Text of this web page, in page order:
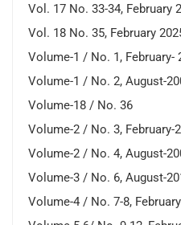
Vol. 17 No. 33-34, February
Vol. 18 No. 35, February
Volume-1 / No. 1, February-
Volume-1 / No. 2, August-
Volume-18 / No. 36
Volume-2 / No. 3, February-
Volume-2 / No. 4, August-
Volume-3 / No. 6, August-
Volume-4 / No. 7-8,